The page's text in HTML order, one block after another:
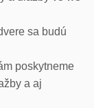
sa budú
poskytneme
a aj